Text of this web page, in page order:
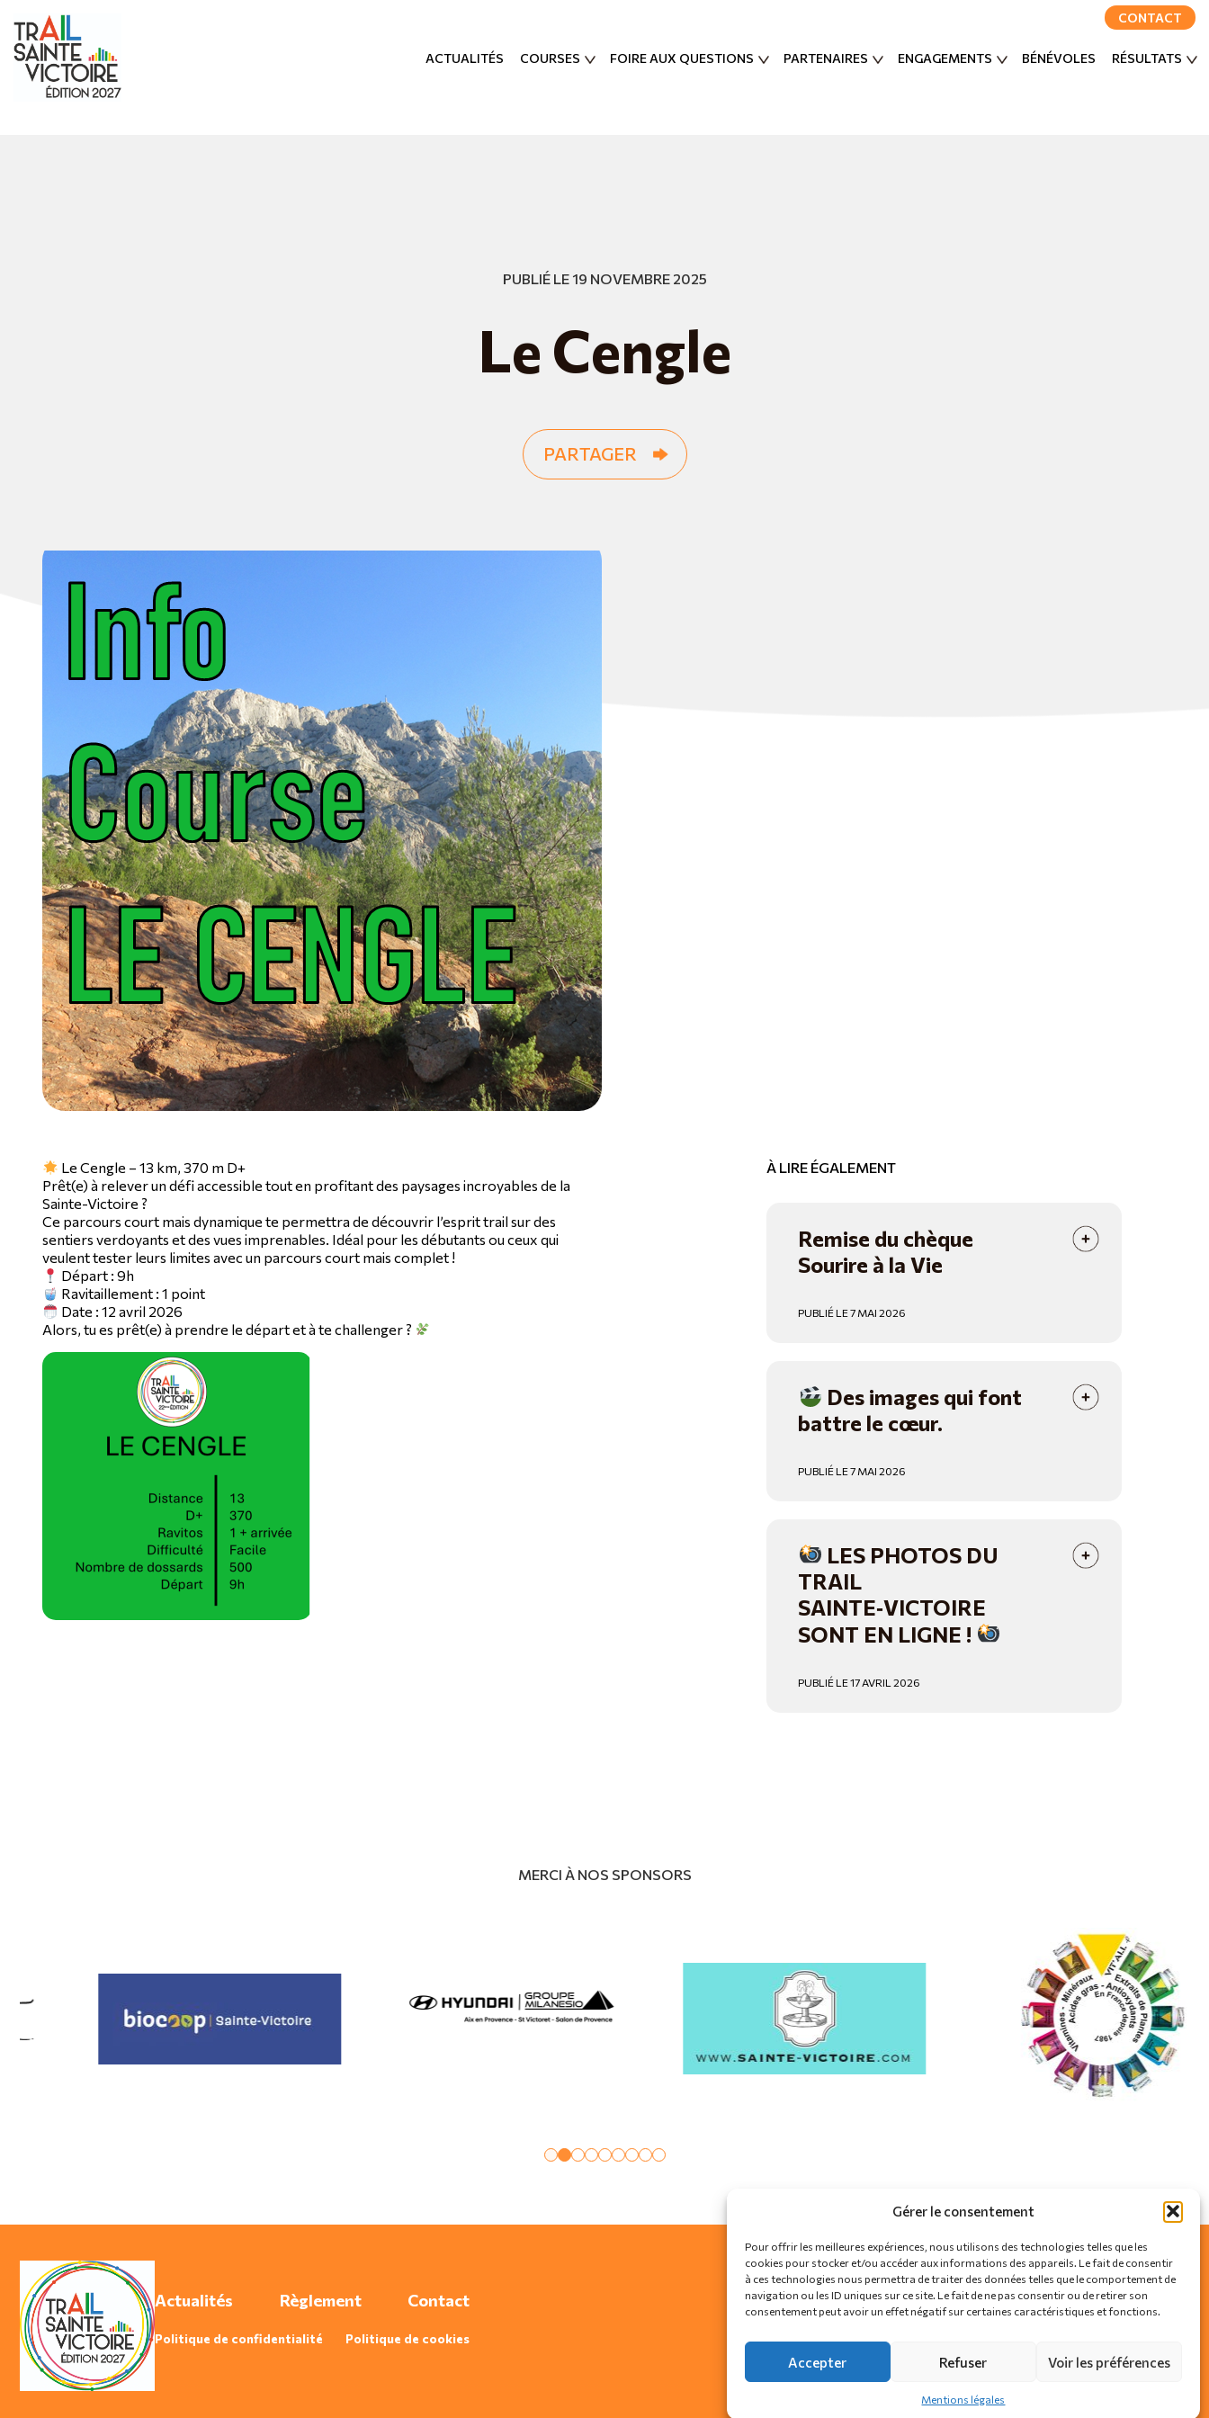
Gérer le consentement
Pour offrir les meilleures expériences, nous utilisons des technologies telles que les
cookies pour stocker et/ou accéder aux informations des appareils. Le fait de consentir
à ces technologies nous permettra de traiter des données telles que le comportement de
navigation ou les ID uniques sur ce site. Le fait de ne pas consentir ou de retirer son
consentement peut avoir un effet négatif sur certaines caractéristiques et fonctions.
Accepter Refuser Voir les préférences
Mentions légales
ACTUALITÉS COURSES FOIRE AUX QUESTIONS PARTENAIRES ENGAGEMENTS BÉNÉVOLES RÉSULTATS
CONTACT
PUBLIÉ LE 19 NOVEMBRE 2025
Le Cengle
PARTAGER
Le Cengle – 13 km, 370 m D+
Prêt(e) à relever un défi accessible tout en profitant des paysages incroyables de la
Sainte-Victoire ?
Ce parcours court mais dynamique te permettra de découvrir l’esprit trail sur des
sentiers verdoyants et des vues imprenables. Idéal pour les débutants ou ceux qui
veulent tester leurs limites avec un parcours court mais complet !
Départ : 9h
Ravitaillement : 1 point
Date : 12 avril 2026
Alors, tu es prêt(e) à prendre le départ et à te challenger ?
À LIRE ÉGALEMENT
Remise du chèque
Sourire à la Vie
PUBLIÉ LE 7 MAI 2026
Des images qui font
battre le cœur.
PUBLIÉ LE 7 MAI 2026
LES PHOTOS DU
TRAIL
SAINTE‑VICTOIRE
SONT EN LIGNE !
PUBLIÉ LE 17 AVRIL 2026
MERCI À NOS SPONSORS
Actualités Règlement Contact
Politique de confidentialité Politique de cookies
SUIVEZ-NOUS SUR